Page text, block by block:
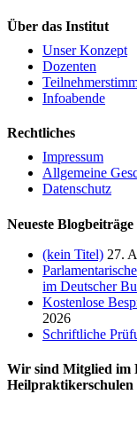
Über das Institut
Unser Konzept
Dozenten
Infoabende
Rechtliches
Impressum
Allgemeine
Datenschutz
Neueste Blogbeiträge
(kein Titel) 27.
im Deutscher
Kostenlose
2026
Schriftliche
Wir sind Mitglied im
Heilpraktikerschulen